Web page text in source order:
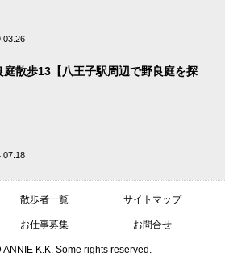
庭散歩13【八王子駅周辺で野良庭を探
散歩者一覧 サイトマップ
お仕事募集 お問合せ
ANNIE K.K. Some rights reserved.